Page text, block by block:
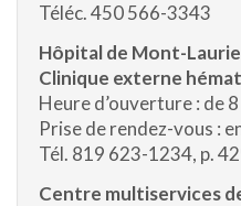
Téléc. 450 566-3343
Hôpital de Mont-
Clinique externe
Heure d’ouverture : de
Prise de rendez-vous :
Tél. 819 623-1234, p.
Centre multiservices